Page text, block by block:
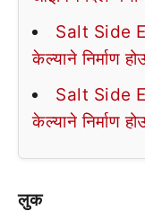
Salt Side
केल्याने निर्माण
Salt Side
केल्याने निर्माण
लुक